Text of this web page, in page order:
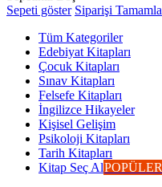
Sepeti göster Siparişi Tamamla
Tüm Kategoriler
Edebiyat Kitapları
Çocuk Kitapları
Sınav Kitapları
Felsefe Kitapları
İngilizce Hikayeler
Kişisel Gelişim
Psikoloji Kitapları
Tarih Kitapları
Kitap Seç AlPOPÜLER